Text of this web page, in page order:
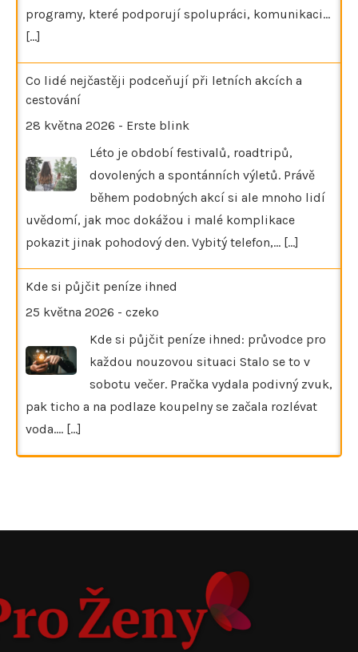
programy, které podporují spolupráci, komunikaci…
[...]
Co lidé nejčastěji podceňují při letních akcích a
cestování
28 května 2026 - Erste blink
Léto je období festivalů, roadtripů,
dovolených a spontánních výletů. Právě
během podobných akcí si ale mnoho lidí
uvědomí, jak moc dokážou i malé komplikace
pokazit jinak pohodový den. Vybitý telefon,… [...]
Kde si půjčit peníze ihned
25 května 2026 - czeko
Kde si půjčit peníze ihned: průvodce pro
každou nouzovou situaci Stalo se to v
sobotu večer. Pračka vydala podivný zvuk,
pak ticho a na podlaze koupelny se začala rozlévat
voda.… [...]